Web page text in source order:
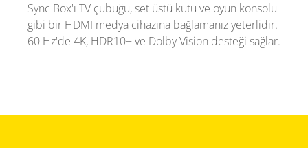
Sync Box'ı TV çubuğu, set üstü kutu ve oyun konsolu
gibi bir HDMI medya cihazına bağlamanız yeterlidir.
60 Hz'de 4K, HDR10+ ve Dolby Vision desteği sağlar.